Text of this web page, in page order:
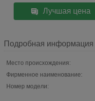
Лучшая цена
Подробная информация
Место происхождения:
Фирменное наименование:
Номер модели: